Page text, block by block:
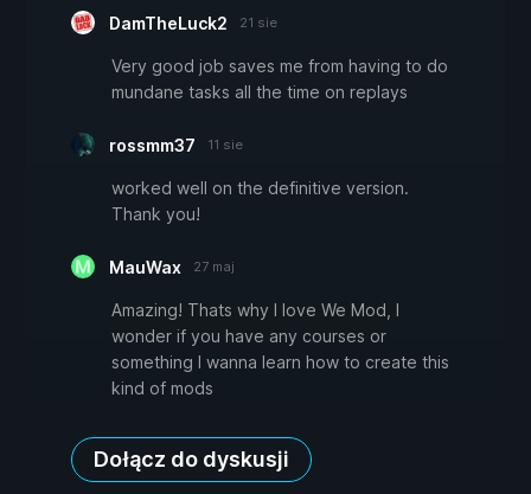
DamTheLuck2 21 sie
Very good job saves me from having to do
mundane tasks all the time on replays
rossmm37 11 sie
worked well on the definitive version.
Thank you!
MauWax 27 maj
Amazing! Thats why I love We Mod, I
wonder if you have any courses or
something I wanna learn how to create this
kind of mods
Dołącz do dyskusji